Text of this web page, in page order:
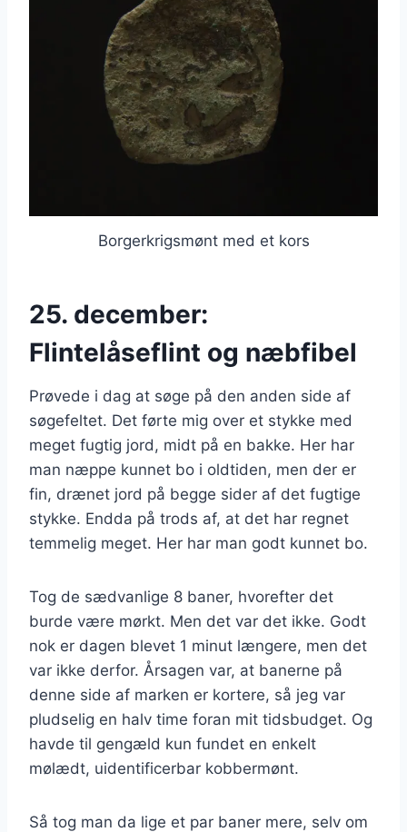
Borgerkrigsmønt med et kors
25. december:
Flintelåseflint og næbfibel
Prøvede i dag at søge på den anden side af
søgefeltet. Det førte mig over et stykke med
meget fugtig jord, midt på en bakke. Her har
man næppe kunnet bo i oldtiden, men der er
fin, drænet jord på begge sider af det fugtige
stykke. Endda på trods af, at det har regnet
temmelig meget. Her har man godt kunnet bo.
Tog de sædvanlige 8 baner, hvorefter det
burde være mørkt. Men det var det ikke. Godt
nok er dagen blevet 1 minut længere, men det
var ikke derfor. Årsagen var, at banerne på
denne side af marken er kortere, så jeg var
pludselig en halv time foran mit tidsbudget. Og
havde til gengæld kun fundet en enkelt
mølædt, uidentificerbar kobbermønt.
Så tog man da lige et par baner mere, selv om